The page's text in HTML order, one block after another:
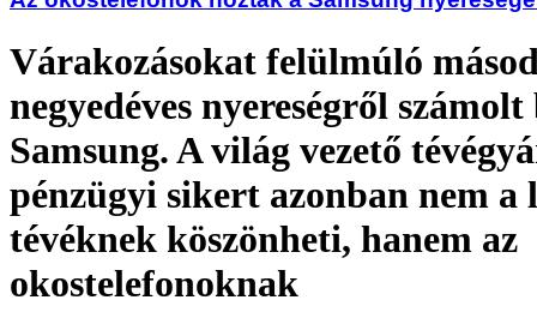
Várakozásokat felülmúló
negyedéves nyereségről számolt
Samsung. A világ vezető
pénzügyi sikert azonban nem a
tévéknek köszönheti, hanem az
okostelefonoknak